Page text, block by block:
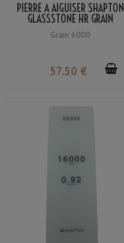
PIERRE À AIGUISER SHAPTON
GLASSSTONE HR GRAIN
#6000
Grain 6000
57.50 €